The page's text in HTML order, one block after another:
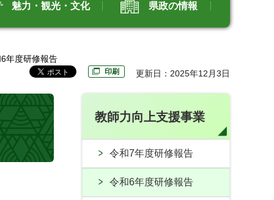
魅力・観光・文化 県政の情報
年度研修報告
印刷 更新日：2025年12月3日
教師力向上支援事業
令和7年度研修報告
令和6年度研修報告